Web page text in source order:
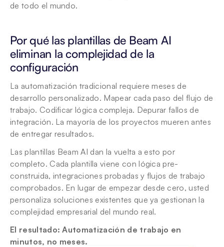
de todo el mundo.
Por qué las plantillas de Beam AI
eliminan la complejidad de la
configuración
La automatización tradicional requiere meses de
desarrollo personalizado. Mapear cada paso del flujo de
trabajo. Codificar lógica compleja. Depurar fallos de
integración. La mayoría de los proyectos mueren antes
de entregar resultados.
Las plantillas Beam AI dan la vuelta a esto por
completo. Cada plantilla viene con lógica pre-
construida, integraciones probadas y flujos de trabajo
comprobados. En lugar de empezar desde cero, usted
personaliza soluciones existentes que ya gestionan la
complejidad empresarial del mundo real.
El resultado: Automatización de trabajo en
minutos, no meses.